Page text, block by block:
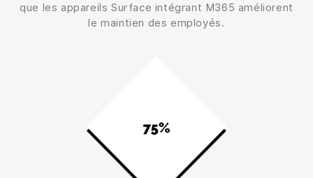
que les appareils Surface intégrant M365 améliorent
le maintien des employés.